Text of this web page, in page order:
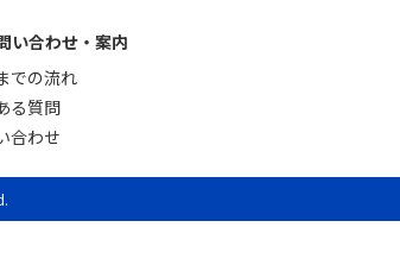
い合わせ・案内
での流れ
る質問
合わせ